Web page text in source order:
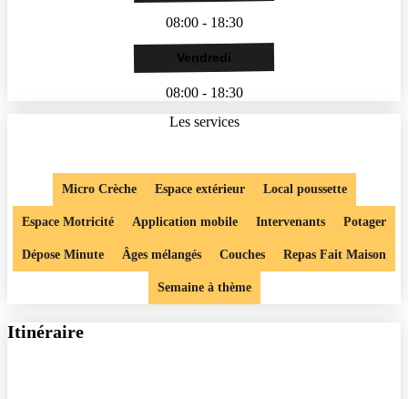
08:00 - 18:30
Vendredi
08:00 - 18:30
Les services
Micro Crèche Espace extérieur Local poussette
Espace Motricité Application mobile Intervenants Potager
Dépose Minute Âges mélangés Couches Repas Fait Maison
Semaine à thème
Itinéraire